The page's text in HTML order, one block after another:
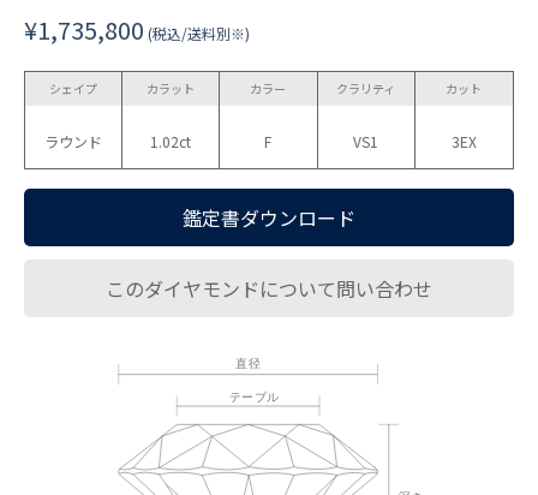
¥1,735,800 (税込/送料別※)
シェイプ
ラウンド
カラット
1.02ct
カラー
F
クラリティ
VS1
カット
3EX
鑑定書ダウンロード
このダイヤモンドについて問い合わせ